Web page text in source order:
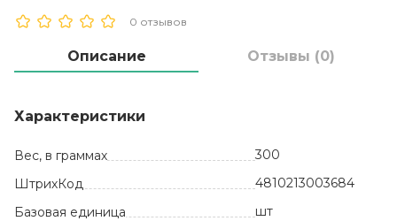
0 отзывов
Описание Отзывы (0)
Характеристики
Вес, в граммах
300
ШтрихКод
4810213003684
Базовая единица
шт